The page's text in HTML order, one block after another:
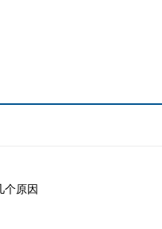
个原因